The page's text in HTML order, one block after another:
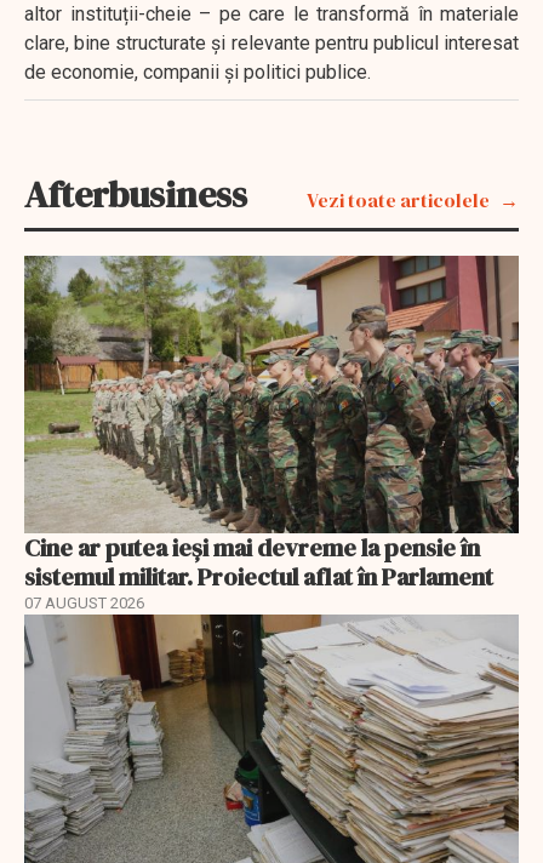
altor instituții-cheie – pe care le transformă în materiale
clare, bine structurate și relevante pentru publicul interesat
de economie, companii și politici publice.
Afterbusiness Vezi toate articolele
Cine ar putea ieși mai devreme la pensie în
sistemul militar. Proiectul aflat în Parlament
07 AUGUST 2026